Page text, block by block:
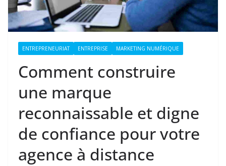
ENTREPRENEURIAT ENTREPRISE MARKETING NUMÉRIQUE
Comment construire
une marque
reconnaissable et digne
de confiance pour votre
agence à distance